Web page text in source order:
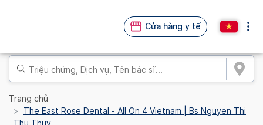
Cửa hàng y tế
Trang chủ
The East Rose Dental - All On 4 Vietnam | Bs Nguyen Thi